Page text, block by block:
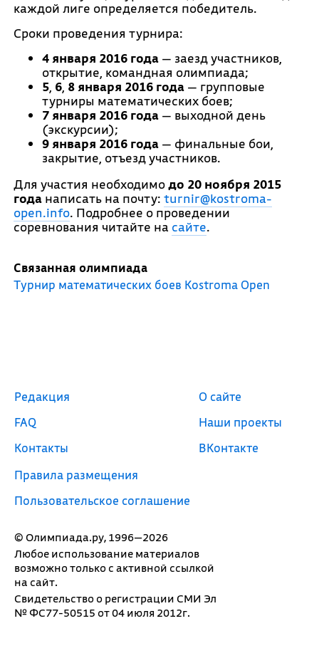
каждой лиге определяется победитель.
Сроки проведения турнира:
4 января 2016 года— заезд участников,
открытие, командная олимпиада;
5, 6, 8 января 2016 года— групповые
турниры математических боев;
7 января 2016 года— выходной день
(экскурсии);
9 января 2016 года— финальные бои,
закрытие, отъезд участников.
Для участия необходимодо 20 ноября 2015
годанаписать на почту: turnir@kostroma-
open.info. Подробнее о проведении
соревнования читайте на сайте.
Связанная олимпиада
Турнир математических боев Kostroma Open
© Олимпиада.ру, 1996—2026
Любое использование материалов
возможно только с активной ссылкой
на сайт.
Свидетельство о регистрации СМИ Эл
№ ФС77-50515 от 04 июля 2012г.
Редакция
FAQ
Контакты
Правила размещения
Пользовательское соглашение
О сайте
Наши проекты
ВКонтакте